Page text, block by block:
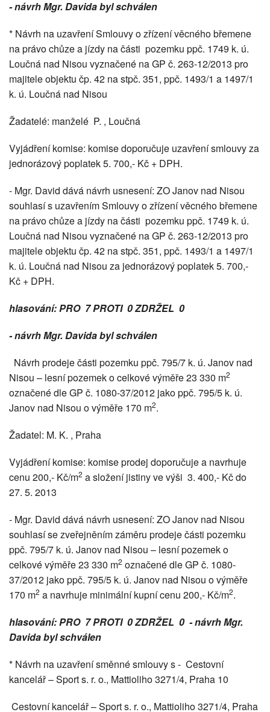
- návrh Mgr. Davida byl schválen
* Návrh na uzavření Smlouvy o zřízení věcného břemene
na právo chůze a jízdy na části pozemku ppč. 1749 k. ú.
Loučná nad Nisou vyznačené na GP č. 263-12/2013 pro
majitele objektu čp. 42 na stpč. 351, ppč. 1493/1 a 1497/1
k. ú. Loučná nad Nisou
Žadatelé: manželé P. , Loučná
Vyjádření komise: komise doporučuje uzavření smlouvy za
jednorázový poplatek 5. 700,- Kč + DPH.
- Mgr. David dává návrh usnesení: ZO Janov nad Nisou
souhlasí s uzavřením Smlouvy o zřízení věcného břemene
na právo chůze a jízdy na části pozemku ppč. 1749 k. ú.
Loučná nad Nisou vyznačené na GP č. 263-12/2013 pro
majitele objektu čp. 42 na stpč. 351, ppč. 1493/1 a 1497/1
k. ú. Loučná nad Nisou za jednorázový poplatek 5. 700,-
Kč + DPH.
hlasování: PRO 7 PROTI 0 ZDRŽEL 0
- návrh Mgr. Davida byl schválen
Návrh prodeje části pozemku ppč. 795/7 k. ú. Janov nad
Nisou – lesní pozemek o celkové výměře 23 330 m2
označené dle GP č. 1080-37/2012 jako ppč. 795/5 k. ú.
Janov nad Nisou o výměře 170 m2.
Žadatel: M. K. , Praha
Vyjádření komise: komise prodej doporučuje a navrhuje
cenu 200,- Kč/m2 a složení jistiny ve výši 3. 400,- Kč do
27. 5. 2013
- Mgr. David dává návrh usnesení: ZO Janov nad Nisou
souhlasí se zveřejněním záměru prodeje části pozemku
ppč. 795/7 k. ú. Janov nad Nisou – lesní pozemek o
celkové výměře 23 330 m2 označené dle GP č. 1080-
37/2012 jako ppč. 795/5 k. ú. Janov nad Nisou o výměře
170 m2 a navrhuje minimální kupní cenu 200,- Kč/m2.
hlasování: PRO 7 PROTI 0 ZDRŽEL 0 -návrh Mgr.
Davida byl schválen
* Návrh na uzavření směnné smlouvy s - Cestovní
kancelář – Sport s. r. o., Mattioliho 3271/4, Praha 10
Cestovní kancelář – Sport s. r. o., Mattioliho 3271/4, Praha